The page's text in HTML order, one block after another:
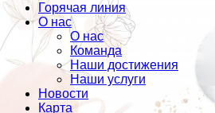
Горячая линия
О нас
О нас
Команда
Наши достижения
Наши услуги
Новости
Карта